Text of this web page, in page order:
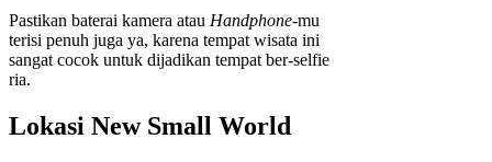
Pastikan baterai kamera atau Handphone-mu
terisi penuh juga ya, karena tempat wisata ini
sangat cocok untuk dijadikan tempat ber-selfie
ria.
Lokasi New Small World